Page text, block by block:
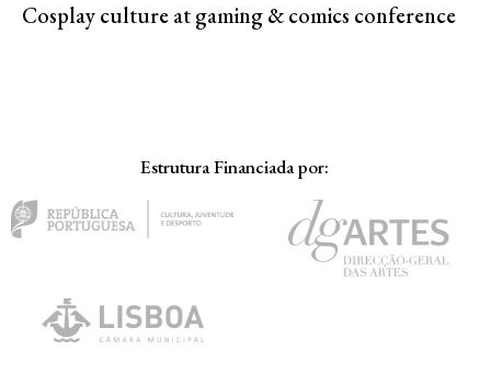
Cosplay culture at gaming & comics conference
Estrutura Financiada por: